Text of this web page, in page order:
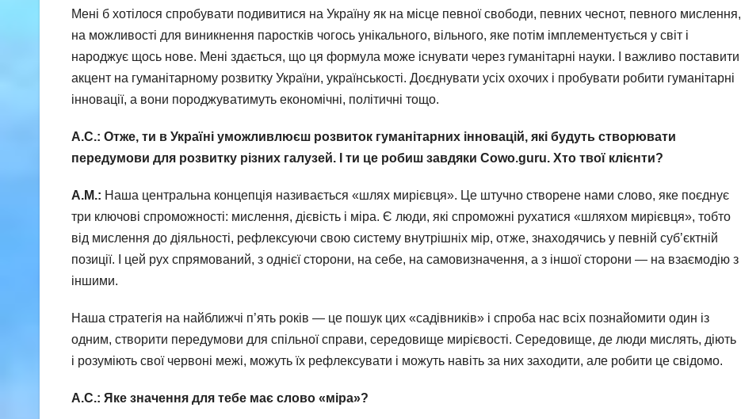
Мені б хотілося спробувати подивитися на Україну як на місце певної свободи, певних чеснот, певного мислення,
на можливості для виникнення паростків чогось унікального, вільного, яке потім імплементується у світ і
народжує щось нове. Мені здається, що ця формула може існувати через гуманітарні науки. І важливо поставити
акцент на гуманітарному розвитку України, українськості. Доєднувати усіх охочих і пробувати робити гуманітарні
інновації, а вони породжуватимуть економічні, політичні тощо.
А.С.: Отже, ти в Україні уможливлюєш розвиток гуманітарних інновацій, які будуть створювати
передумови для розвитку різних галузей. І ти це робиш завдяки Cowo.guru. Хто твої клієнти?
А.М.: Наша центральна концепція називається «шлях мирієвця». Це штучно створене нами слово, яке поєднує
три ключові спроможності: мислення, дієвість і міра. Є люди, які спроможні рухатися «шляхом мирієвця», тобто
від мислення до діяльності, рефлексуючи свою систему внутрішніх мір, отже, знаходячись у певній субʼєктній
позиції. І цей рух спрямований, з однієї сторони, на себе, на самовизначення, а з іншої сторони — на взаємодію з
іншими.
Наша стратегія на найближчі п’ять років — це пошук цих «садівників» і спроба нас всіх познайомити один із
одним, створити передумови для спільної справи, середовище мирієвості. Середовище, де люди мислять, діють
і розуміють свої червоні межі, можуть їх рефлексувати і можуть навіть за них заходити, але робити це свідомо.
А.С.: Яке значення для тебе має слово «міра»?